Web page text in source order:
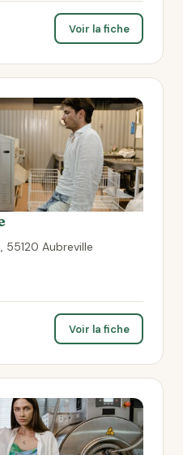
Voir la fiche
55120 Aubreville
Voir la fiche